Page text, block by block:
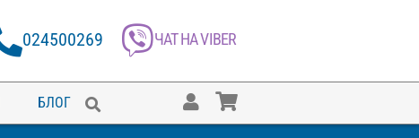
024500269 ЧАТ НА VIBER
БЛОГ